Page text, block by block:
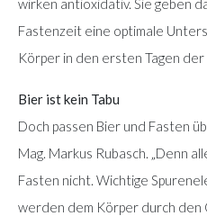
wirken antioxidativ. Sie geben
Fastenzeit eine optimale
Körper in den ersten Tagen der
Bier ist kein Tabu
Doch passen Bier und Fasten
Mag. Markus Rubasch. „Denn
Fasten nicht. Wichtige
werden dem Körper durch den